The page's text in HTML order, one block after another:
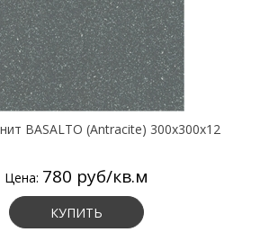
BASALTO (Antracite) 300х300х12
Цена: 780 руб/кв.м
КУПИТЬ